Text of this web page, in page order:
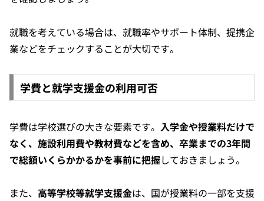
就職を考えている場合は、就職率やサポート体制、提携企
業などをチェックすることが大切です。
学費と就学支援金の利用可否
学費は学校選びの大きな要素です。 入学金や授業料だけで
なく、施設利用費や教材費などを含め、卒業までの3年間
で総額いくらかかるかを事前に把握しておきましょう。
また、 高等学校等就学支援金は、国が授業料の一部を支援